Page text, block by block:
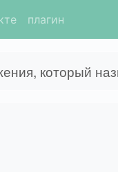
плагин
который